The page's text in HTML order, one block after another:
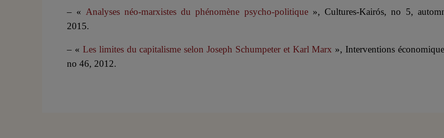
– « Analyses néo-marxistes du phénomène psycho-politique», Cultures-Kairós, no 5,
2015.
– « Les limites du capitalisme selon Joseph Schumpeter et Karl Marx », Interventions
no 46, 2012.